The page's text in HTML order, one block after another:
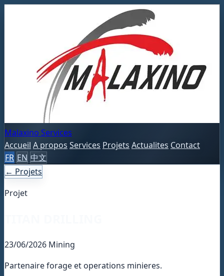
Malaxino Services
Accueil A propos Services Projets Actualites Contact
FR EN 中文
← Projets
Projet
23/06/2026 Mining
Partenaire forage et operations minieres.